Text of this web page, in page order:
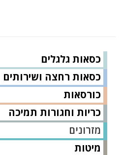
כסאות גלגלים
כסאות רחצה ושירותים
כורסאות
כריות וחגורות תמיכה
מזרונים
מיטות